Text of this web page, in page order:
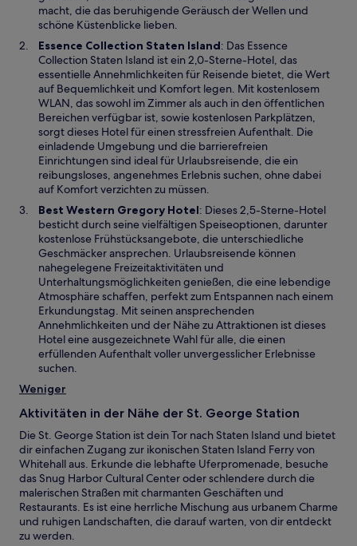
e
e
u
e
n
F
e
n
s
t
e
g
e
ö
f
n
e
t
macht, die das beruhigende Geräusch der Wellen und
schöne Küstenblicke lieben.
Essence Collection Staten IslandW
i
r
d
i
n
e
i
n
e
e
u
e
n
F
e
n
s
t
e
r
f
f
n
e
t
: Das Essence
Collection Staten Island ist ein 2,0-Sterne-Hotel, das
essentielle Annehmlichkeiten für Reisende bietet, die Wert
auf Bequemlichkeit und Komfort legen. Mit kostenlosem
WLAN, das sowohl im Zimmer als auch in den öffentlichen
Bereichen verfügbar ist, sowie kostenlosen Parkplätzen,
sorgt dieses Hotel für einen stressfreien Aufenthalt. Die
einladende Umgebung und die barrierefreien
Einrichtungen sind ideal für Urlaubsreisende, die ein
reibungsloses, angenehmes Erlebnis suchen, ohne dabei
auf Komfort verzichten zu müssen.
Best Western Gregory HotelW
i
r
d
i
n
e
i
n
e
m
F
e
n
s
t
e
r
: Dieses 2,5-Sterne-Hotel
besticht durch seine vielfältigen Speiseoptionen, darunter
kostenlose Frühstücksangebote, die unterschiedliche
Geschmäcker ansprechen. Urlaubsreisende können
nahegelegene Freizeitaktivitäten und
Unterhaltungsmöglichkeiten genießen, die eine lebendige
Atmosphäre schaffen, perfekt zum Entspannen nach einem
Erkundungstag. Mit seinen ansprechenden
Annehmlichkeiten und der Nähe zu Attraktionen ist dieses
Hotel eine ausgezeichnete Wahl für alle, die einen
erfüllenden Aufenthalt voller unvergesslicher Erlebnisse
suchen.
Weniger
Aktivitäten in der Nähe der St. George Station
Die St. George Station ist dein Tor nach Staten Island und bietet
dir einfachen Zugang zur ikonischen Staten Island Ferry von
Whitehall aus. Erkunde die lebhafte Uferpromenade, besuche
das Snug Harbor Cultural Center oder schlendere durch die
malerischen Straßen mit charmanten Geschäften und
Restaurants. Es ist eine herrliche Mischung aus urbanem Charme
und ruhigen Landschaften, die darauf warten, von dir entdeckt
zu werden.